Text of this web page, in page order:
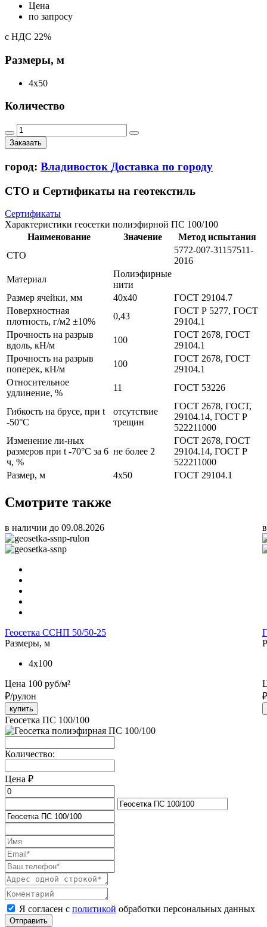
Цена
по запросу
с НДС 22%
Размеры, м
4x50
Количество
Заказать
город: Владивосток Доставка по городу
СТО и Сертификаты на геотекстиль
Сертификаты
Характеристики геосетки полиэфирной ПС 100/100
Наименование
Значение
Метод испытания
СТО
5772-007-31157511-
2016
Материал
Полиэфирные
нити
Размер ячейки, мм
40х40
ГОСТ 29104.7
Поверхностная
плотность, г/м2 ±10%
0,43
ГОСТ Р 5277, ГОСТ
29104.1
Прочность на разрыв
вдоль, кН/м
100
ГОСТ 2678, ГОСТ
29104.1
Прочность на разрыв
поперек, кН/м
100
ГОСТ 2678, ГОСТ
29104.1
Относительное
удлинение, %
11 ГОСТ 53226
Гибкость на брусе, при t
-50°С
отсутствие
трещин
ГОСТ 2678, ГОСТ,
29104.14, ГОСТ Р
522211000
Изменение ли-ных
размеров при t -70°С за 6
ч, %
не более 2
ГОСТ 2678, ГОСТ
29104.14, ГОСТ Р
522211000
Размер, м
4х50 ГОСТ 29104.1
Смотрите также
в наличии до 09.08.2026
Геосетка ССНП 50/50-25
Размеры, м
4x100
Цена 100 руб/м²
₽/рулон
купить
Геосетка ПС 100/100
Количество:
Цена ₽
Я согласен с политикой обработки персональных данных
Отправить